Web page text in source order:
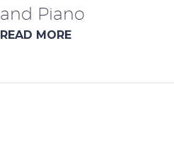
and Piano
READ MORE